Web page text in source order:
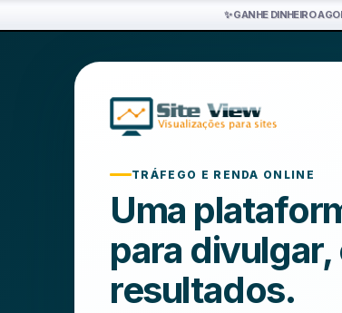
Ganhe renda online
TRÁFEGO E RENDA ONLINE
Uma
para
resultados.
✨ GANHE DINHEIRO